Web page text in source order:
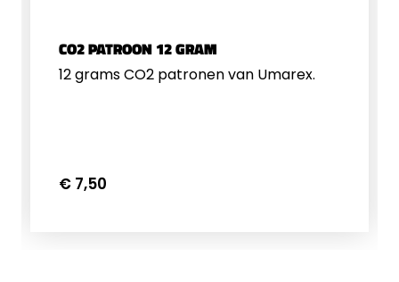
CO2 PATROON 12 GRAM
12 grams CO2 patronen van Umarex.
€ 7,50